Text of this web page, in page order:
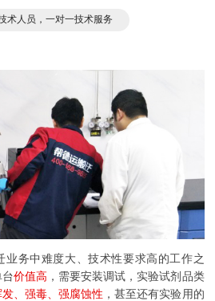
术人员，一对一技术服务
业务中难度大、技术性要求高的工作之
价值高 ，需要安装调试，实验试剂品类
、强毒、强腐蚀性 ，甚至还有实验用的